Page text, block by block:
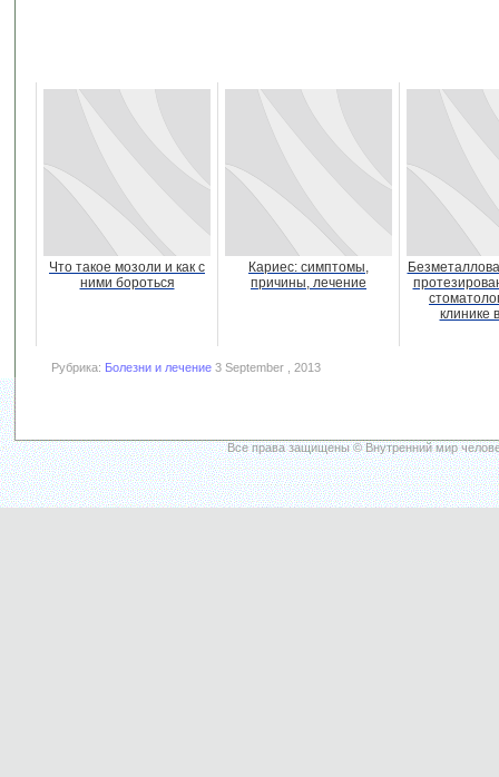
Что такое мозоли и как с
ними бороться
Кариес: симптомы,
причины, лечение
клинике
Рубрика: Болезни и лечение 3 September , 2013
Все права защищены © Внутренний мир